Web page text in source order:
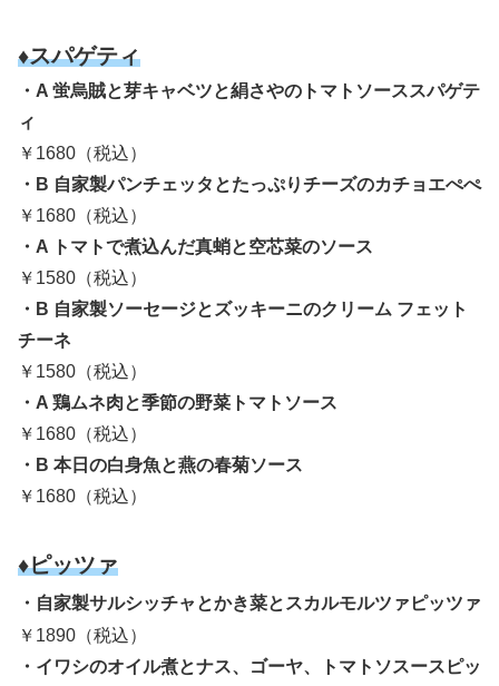
♦スパゲティ
・A 蛍烏賊と芽キャベツと絹さやのトマトソーススパゲテ
ィ
￥1680（税込）
・B 自家製パンチェッタとたっぷりチーズのカチョエぺぺ
￥1680（税込）
・A トマトで煮込んだ真蛸と空芯菜のソース
￥1580（税込）
・B 自家製ソーセージとズッキーニのクリーム フェット
チーネ
￥1580（税込）
・A 鶏ムネ肉と季節の野菜トマトソース
￥1680（税込）
・B 本日の白身魚と燕の春菊ソース
￥1680（税込）
♦ピッツァ
・自家製サルシッチャとかき菜とスカルモルツァピッツァ
￥1890（税込）
・イワシのオイル煮とナス、ゴーヤ、トマトソスースピッ